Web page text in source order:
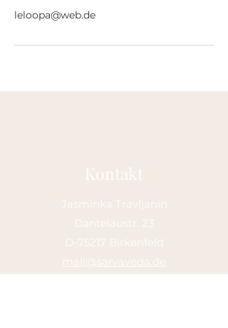
leloopa@web.de
Kontakt
Jasminka Travljanin
Dantelaustr. 23
D-75217 Birkenfeld
mail@sarvaveda.de